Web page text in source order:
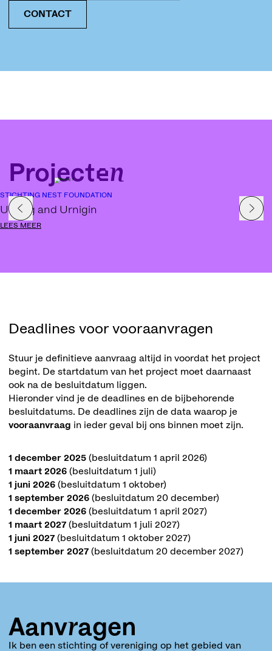
CONTACT
Projecten
STICHTING NEST FOUNDATION
Urning and Urnigin
LEES MEER
Deadlines voor vooraanvragen
Stuur je definitieve aanvraag altijd in voordat het project
begint. De startdatum van het project moet daarnaast
ook na de besluitdatum liggen.
Hieronder vind je de deadlines en de bijbehorende
besluitdatums. De deadlines zijn de data waarop je
vooraanvraag in ieder geval bij ons binnen moet zijn.
1 december 2025 (besluitdatum 1 april 2026)
1 maart 2026 (besluitdatum 1 juli)
1 juni 2026 (besluitdatum 1 oktober)
1 september 2026 (besluitdatum 20 december)
1 december 2026 (besluitdatum 1 april 2027)
1 maart 2027 (besluitdatum 1 juli 2027)
1 juni 2027 (besluitdatum 1 oktober 2027)
1 september 2027 (besluitdatum 20 december 2027)
Aanvragen
Ik ben een stichting of vereniging op het gebied van